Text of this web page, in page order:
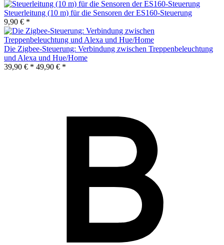
Steuerleitung (10 m) für die Sensoren der ES160-Steuerung
9,90 € *
Die Zigbee-Steuerung: Verbindung zwischen Treppenbeleuchtung
und Alexa und Hue/Home
39,90 € * 49,90 € *